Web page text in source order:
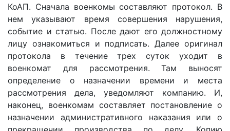
КоАП. Сначала военкомы составляют протокол. В
нем указывают время совершения нарушения,
событие и статью. После дают его должностному
лицу ознакомиться и подписать. Далее оригинал
протокола в течение трех суток уходит в
военкомат для рассмотрения. Там выносят
определение о назначении времени и места
рассмотрения дела, уведомляют компанию. И,
наконец, военкомам составляет постановление о
назначении административного наказания или о